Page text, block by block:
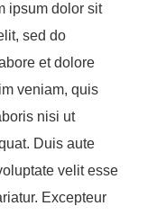
ipsum dolor sit
sed do
et dolore
veniam, quis
nisi ut
Duis aute
velit esse
Excepteur